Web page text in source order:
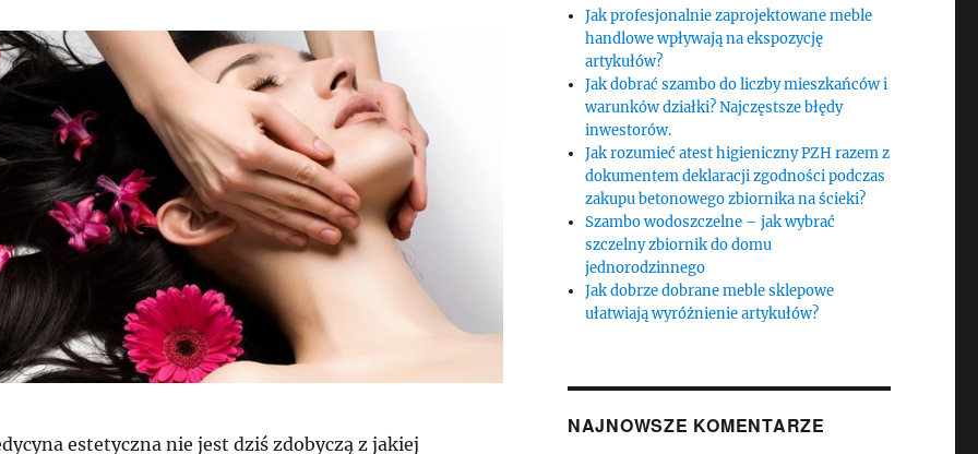
estetyczna nie jest dziś zdobyczą z jakiej
Jak profesjonalnie zaprojektowane meble
handlowe wpływają na ekspozycję
artykułów?
Jak dobrać szambo do liczby mieszkańców i
warunków działki? Najczęstsze błędy
inwestorów.
Jak rozumieć atest higieniczny PZH razem z
dokumentem deklaracji zgodności podczas
zakupu betonowego zbiornika na ścieki?
Szambo wodoszczelne – jak wybrać
szczelny zbiornik do domu
jednorodzinnego
Jak dobrze dobrane meble sklepowe
ułatwiają wyróżnienie artykułów?
NAJNOWSZE KOMENTARZE